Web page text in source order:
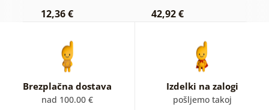
12,36 € 42,92 €
Brezplačna dostava
nad 100.00 €
Izdelki na zalogi
pošljemo takoj